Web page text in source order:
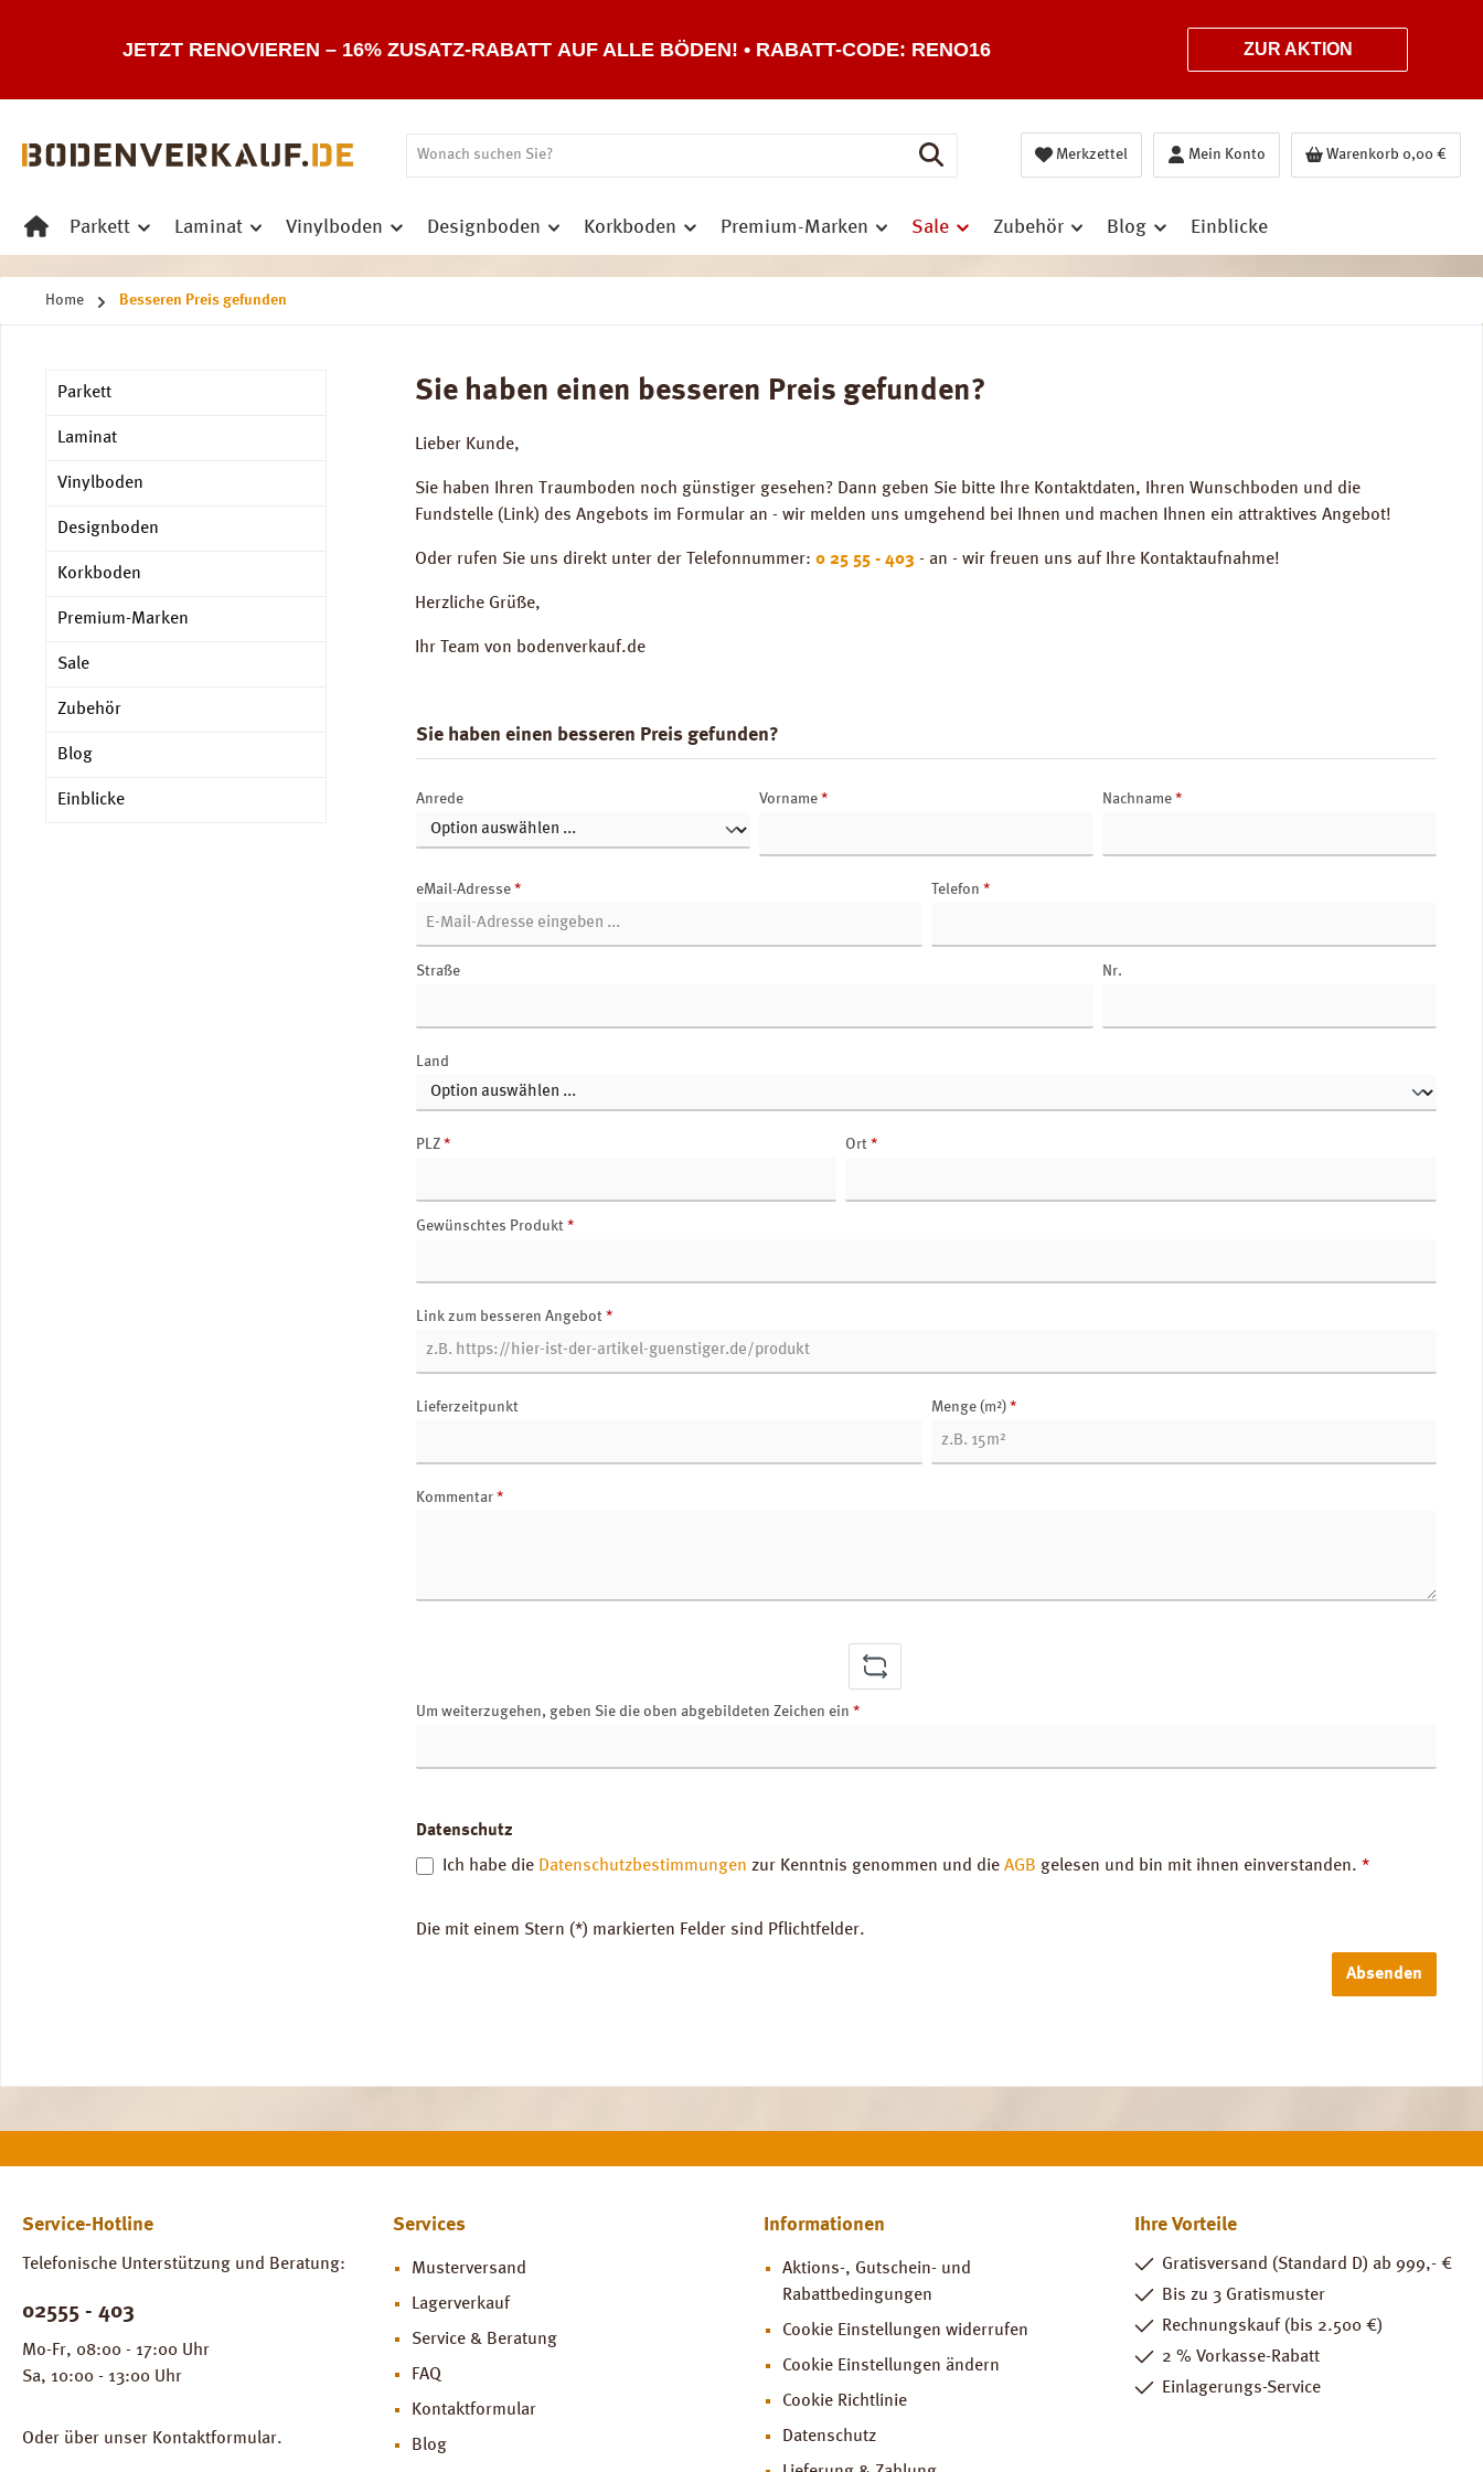
JETZT RENOVIEREN – 16% ZUSATZ-RABATT AUF ALLE BÖDEN! • RABATT-CODE: RENO16 ZUR AKTION
Merkzettel Mein Konto Warenkorb 0,00 €
Parkett Laminat Vinylboden Designboden Korkboden Premium-Marken Sale Zubehör Blog Einblicke
Home Besseren Preis gefunden
Parkett
Laminat
Vinylboden
Designboden
Korkboden
Premium-Marken
Sale
Zubehör
Blog
Einblicke
Sie haben einen besseren Preis gefunden?
Lieber Kunde,
Sie haben Ihren Traumboden noch günstiger gesehen? Dann geben Sie bitte Ihre Kontaktdaten, Ihren Wunschboden und die
Fundstelle (Link) des Angebots im Formular an - wir melden uns umgehend bei Ihnen und machen Ihnen ein attraktives Angebot!
Oder rufen Sie uns direkt unter der Telefonnummer: 0 25 55 - 403 - an - wir freuen uns auf Ihre Kontaktaufnahme!
Herzliche Grüße,
Ihr Team von bodenverkauf.de
Sie haben einen besseren Preis gefunden?
Anrede Vorname * Nachname *
eMail-Adresse * Telefon *
Straße Nr.
Land
PLZ * Ort *
Gewünschtes Produkt *
Link zum besseren Angebot *
Lieferzeitpunkt Menge (m²) *
Kommentar *
Um weiterzugehen, geben Sie die oben abgebildeten Zeichen ein *
Datenschutz
Ich habe die Datenschutzbestimmungen zur Kenntnis genommen und die AGB gelesen und bin mit ihnen einverstanden. *
Die mit einem Stern (*) markierten Felder sind Pflichtfelder.
Absenden
Service-Hotline
Telefonische Unterstützung und Beratung:
02555 - 403
Mo-Fr, 08:00 - 17:00 Uhr
Sa, 10:00 - 13:00 Uhr
Oder über unser Kontaktformular.
Services
Musterversand
Lagerverkauf
Service & Beratung
FAQ
Kontaktformular
Blog
Informationen
Aktions-, Gutschein- und
Rabattbedingungen
Cookie Einstellungen widerrufen
Cookie Einstellungen ändern
Cookie Richtlinie
Datenschutz
Ihre Vorteile
Gratisversand (Standard D) ab 999,- €
Bis zu 3 Gratismuster
Rechnungskauf (bis 2.500 €)
2 % Vorkasse-Rabatt
Einlagerungs-Service